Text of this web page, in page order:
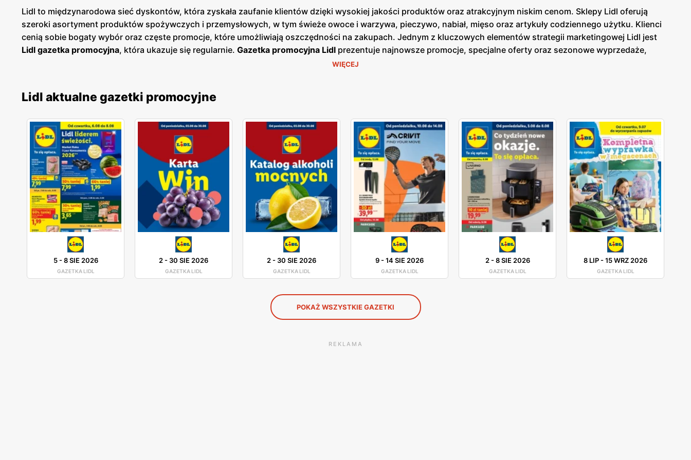
Lidl to międzynarodowa sieć dyskontów, która zyskała zaufanie klientów dzięki wysokiej jakości produktów oraz atrakcyjnym niskim cenom. Sklepy Lidl oferują
szeroki asortyment produktów spożywczych i przemysłowych, w tym świeże owoce i warzywa, pieczywo, nabiał, mięso oraz artykuły codziennego użytku. Klienci
cenią sobie bogaty wybór oraz częste promocje, które umożliwiają oszczędności na zakupach. Jednym z kluczowych elementów strategii marketingowej Lidl jest
Lidl gazetka promocyjna, która ukazuje się regularnie. Gazetka promocyjna Lidl prezentuje najnowsze promocje, specjalne oferty oraz sezonowe wyprzedaże,
dzięki czemu klienci mogą planować swoje zakupy i korzystać z wyjątkowych okazji cenowych.
klientów. Firma kładzie duży nacisk na jakość obsługi oraz świeżość oferowanych produktów, oferując bogaty wybór produktów od lokalnych dostawców. Dzięki
zarówno popularne marki, jak i produkty własne, które są dostępne w atrakcyjnych niskich cenach. Sieć stawia na innowacyjność i ciągłe udoskonalanie swojej
oferty, aby sprostać oczekiwaniom klientów poszukujących świeżych i wysokiej jakości produktów spożywczych oraz przemysłowych.
WIĘCEJ
Lidl aktualne gazetki promocyjne
5-8 SIE 2026
GAZETKA LIDL
2- 30 SIE 2026
GAZETKA LIDL
2- 30 SIE 2026
GAZETKA LIDL
9-14 SIE 2026
GAZETKA LIDL
2-8 SIE 2026
GAZETKA LIDL
8 LIP-15 WRZ 2026
GAZETKA LIDL
POKAŻ WSZYSTKIE GAZETKI
REKLAMA